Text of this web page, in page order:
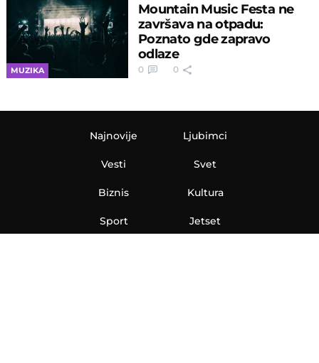
MUZIKA
Mountain Music Festa ne
završava na otpadu:
Poznato gde zapravo
odlaze
0 0
Najnovije
Vesti
Biznis
Sport
Ljubimci
Svet
Kultura
Jetset